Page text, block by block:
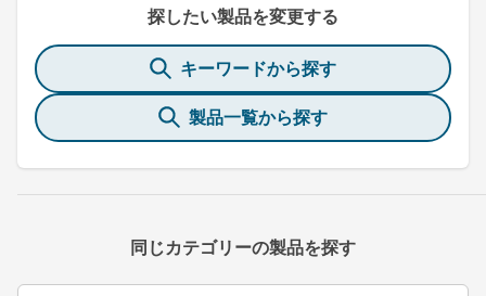
探したい製品を変更する
キーワードから探す
製品一覧から探す
同じカテゴリーの製品を探す